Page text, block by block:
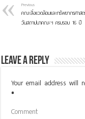
Previous
คณะสิ่งแวดล้อมและทรัพยากรศา
วันสถาปนาคณะฯ ครบรอบ 16 ปี
Leave a Reply
Your email address will
*
Comment